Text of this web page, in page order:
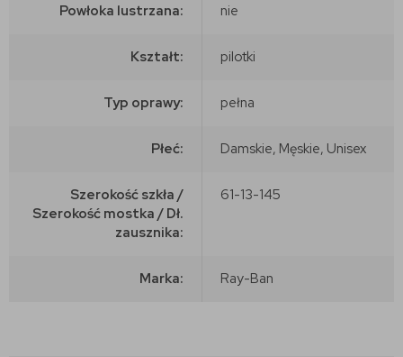
Powłoka lustrzana: nie
Kształt: pilotki
Typ oprawy: pełna
Płeć: Damskie, Męskie, Unisex
Szerokość szkła /
Szerokość mostka / Dł.
zausznika:
61-13-145
Marka: Ray-Ban